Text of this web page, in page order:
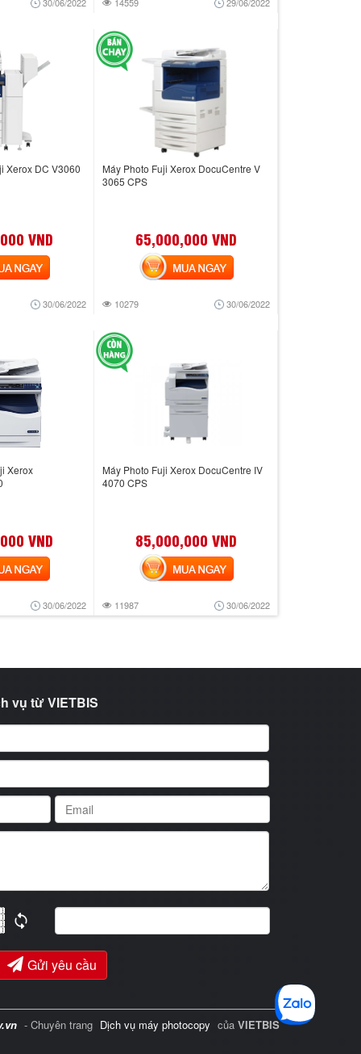
Xerox DC V3060
VND
30/06/2022
Máy Photo Fuji Xerox DocuCentre V
3065 CPS
65,000,000 VND
10279 30/06/2022
MUA NGAY
Xerox
VND
30/06/2022
Máy Photo Fuji Xerox DocuCentre IV
4070 CPS
85,000,000 VND
11987 30/06/2022
MUA NGAY
vụ từ VIETBIS
Gửi yêu cầu
- Chuyên trang Dịch vụ máy photocopy của VIETBIS